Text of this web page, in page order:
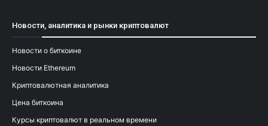
Новости, аналитика и рынки криптовалют
Новости о биткоине
Новости Ethereum
Криптовалютная аналитика
Цена биткоина
Курсы криптовалют в реальном времени